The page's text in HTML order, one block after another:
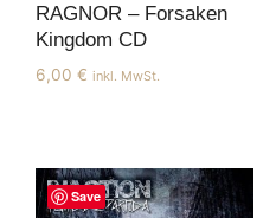
RAGNOR – Forsaken
Kingdom CD
6,00 € inkl. MwSt.
Save